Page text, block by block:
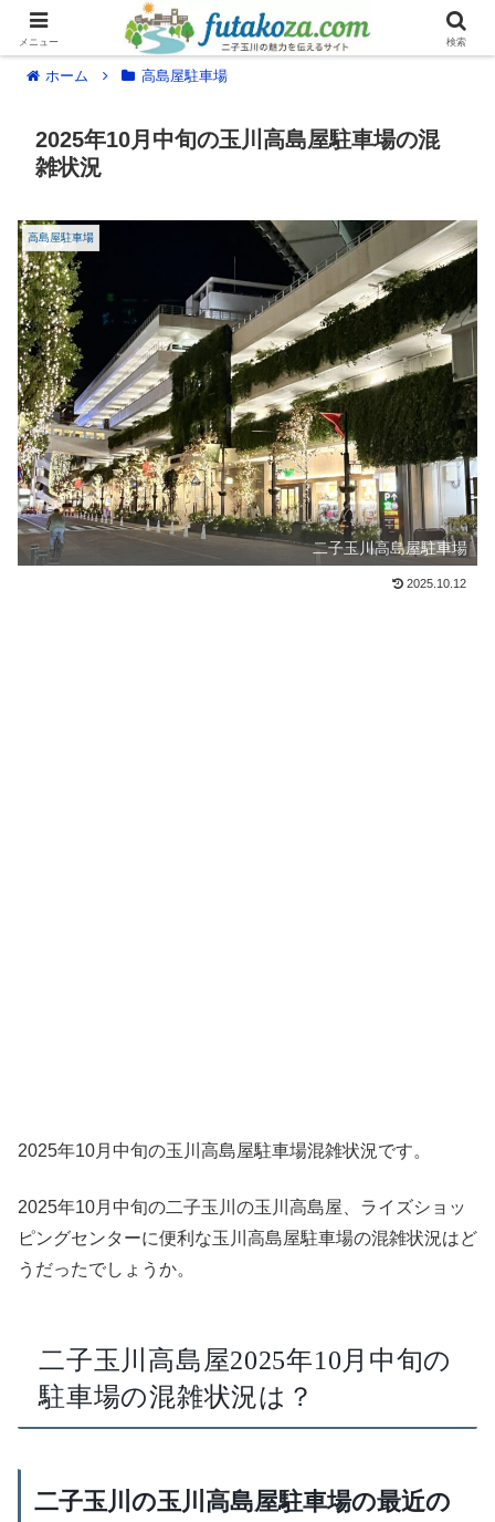
ホーム 高島屋駐車場
2025年10月中旬の玉川高島屋駐車場の混
雑状況
高島屋駐車場
二子玉川高島屋駐車場
2025.10.12
2025年10月中旬の玉川高島屋駐車場混雑状況です。
2025年10月中旬の二子玉川の玉川高島屋、ライズショッ
ピングセンターに便利な玉川高島屋駐車場の混雑状況はど
うだったでしょうか。
二子玉川高島屋2025年10月中旬の
駐車場の混雑状況は？
二子玉川の玉川高島屋駐車場の最近の
メニュー 検索